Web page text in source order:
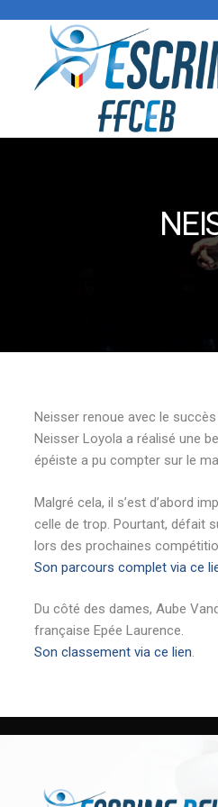
Neisserrenoue avec le
Neisser Loyolaa réalisé une
épéiste a pu compter sur le
Malgré cela, il s’est d’abord
celle de trop. Pourtant, défait
lors des prochaines
Son parcours complet via ce
Du côté des dames, Aube
française Epée Laurence.
Son classement via ce lien.